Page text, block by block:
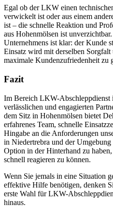
Egal ob der LKW einen
verwickelt ist oder aus einem
ist – die schnelle Reaktion und
aus Hohenmölsen ist
Unternehmens ist klar: der Kunde
Einsatz wird mit derselben
maximale Kundenzufriedenheit zu
Fazit
Im Bereich LKW-Abschleppdienst
verlässlichen und engagierten
dem Sitz in Hohenmölsen bietet
erfahrenes Team, schnelle
Hingabe an die Anforderungen
in Niedertrebra und der Umgebung
Option in der Hinterhand zu
schnell reagieren zu können.
Wenn Sie jemals in eine Situation
effektive Hilfe benötigen, denken
erste Wahl für LKW-
hinaus.